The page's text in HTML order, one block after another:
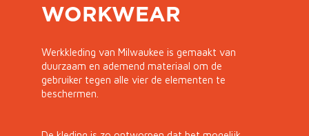
WORKWEAR
Werkkleding van Milwaukee is gemaakt van
duurzaam en ademend materiaal om de
gebruiker tegen alle vier de elementen te
beschermen.